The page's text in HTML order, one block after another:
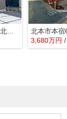
ワイウッドコート北本市中丸第6期 新築戸建 全9棟 6号棟
3,680万円